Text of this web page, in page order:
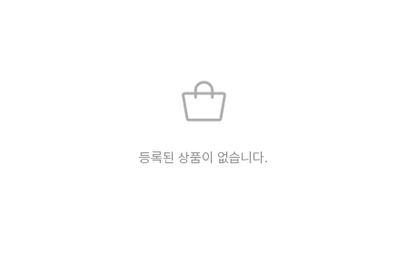
등록된 상품이 없습니다.